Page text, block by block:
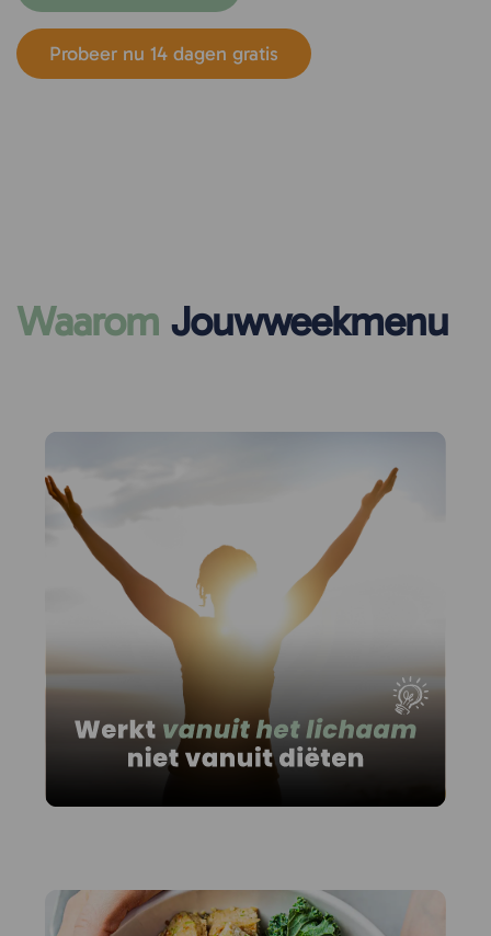
Probeer nu 14 dagen gratis
Waarom Jouwweekmenu